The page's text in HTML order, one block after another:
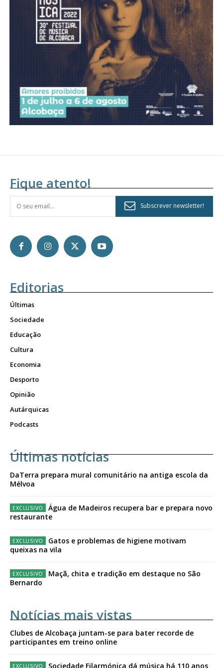
Acesso aos conteúdos Exclusivos para
assinantes
Ofertas para assinatura anual
Escolha o plano
Fique atento!
Subscrever newsletter!
Editorias
Últimas
Sociedade
Educação
Cultura
Economia
Desporto
Opinião
Autárquicas
Podcasts
Últimas notícias
DaTerra prepara mural comunitário na antiga escola da
Mélvoa
Água de Madeiros recupera bar e prepara novo
restaurante
Gatos e problemas de higiene motivam
queixas na vila
Maçã, chita e tradição em destaque no São
Bernardo
Notícias mais vistas
Clubes de Alcobaça juntam-se para bater recorde de
participantes em treino online
Sociedade Filarmónica dá música há 110 anos